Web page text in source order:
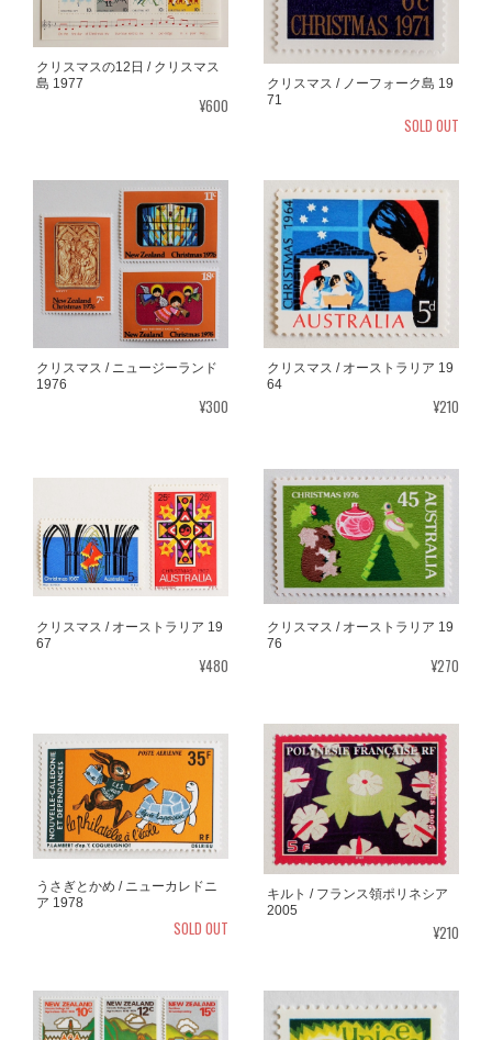
クリスマスの12日 / クリスマス
島 1977
¥600
クリスマス / ノーフォーク島 19
71
SOLD OUT
クリスマス / ニュージーランド
1976
¥300
クリスマス / オーストラリア 19
64
¥210
クリスマス / オーストラリア 19
67
¥480
クリスマス / オーストラリア 19
76
¥270
うさぎとかめ / ニューカレドニ
ア 1978
SOLD OUT
キルト / フランス領ポリネシア
2005
¥210